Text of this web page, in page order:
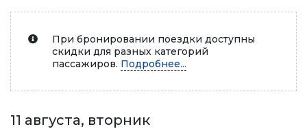
При бронировании поездки доступны
скидки для разных категорий
пассажиров. Подробнее...
11 августа, вторник